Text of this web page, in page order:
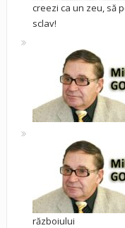
creezi ca un zeu, să
sclav!
războiului